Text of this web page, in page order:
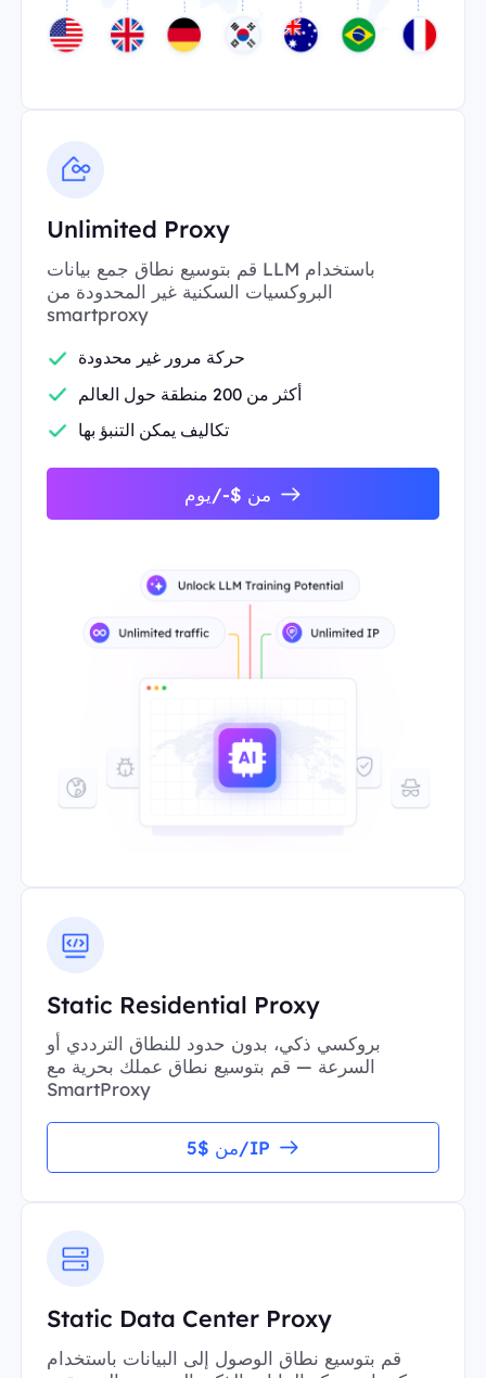
Unlimited Proxy
قم بتوسيع نطاق جمع بيانات LLM باستخدام
البروكسيات السكنية غير المحدودة من
smartproxy
حركة مرور غير محدودة
أكثر من 200 منطقة حول العالم
تكاليف يمكن التنبؤ بها
من $-/يوم
Static Residential Proxy
بروكسي ذكي، بدون حدود للنطاق الترددي أو
السرعة — قم بتوسيع نطاق عملك بحرية مع
SmartProxy
من $5/IP
Static Data Center Proxy
قم بتوسيع نطاق الوصول إلى البيانات باستخدام